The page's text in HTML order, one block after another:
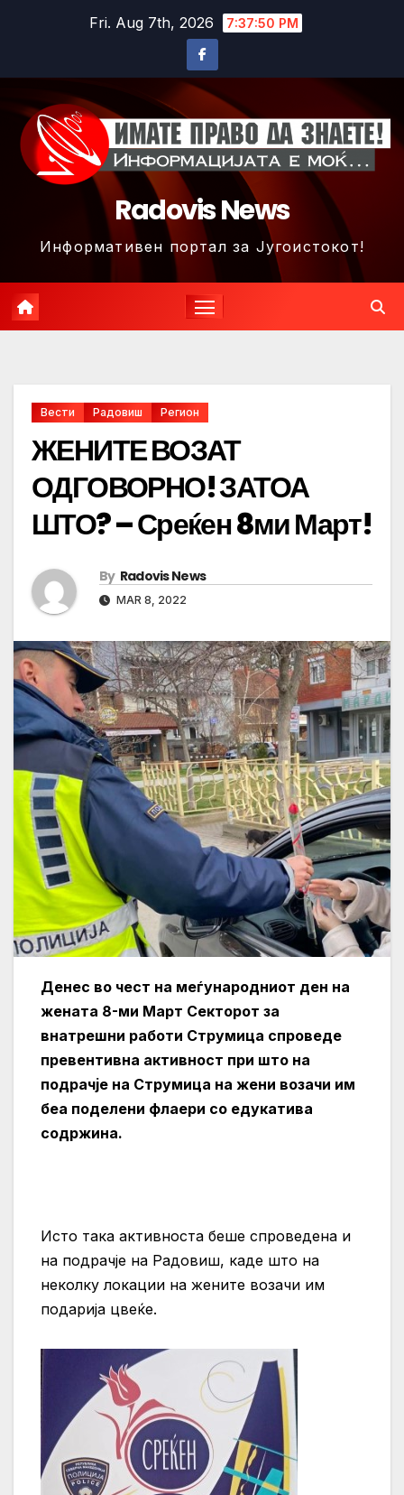
Fri. Aug 7th, 2026 7:37:53 PM
Radovis News
Информативен портал за Југоистокот!
Вести Радовиш Регион
ЖЕНИТЕ ВОЗАТ
ОДГОВОРНО! ЗАТОА
ШТО? – Среќен 8ми Март!
By Radovis News
MAR 8, 2022
Денес во чест на меѓународниот ден на
жената 8-ми Март Секторот за
внатрешни работи Струмица спроведе
превентивна активност при што на
подрачје на Струмица на жени возачи им
беа поделени флаери со едукатива
содржина.
Исто така активноста беше спроведена и
на подрачје на Радовиш, каде што на
неколку локации на жените возачи им
подарија цвеќе.